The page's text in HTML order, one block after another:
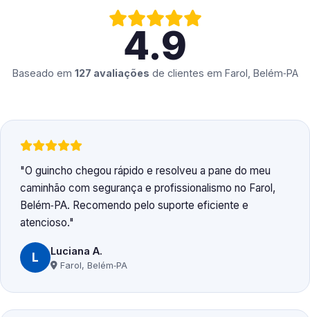
4.9
Baseado em 127 avaliações de clientes em Farol, Belém‑PA
O guincho chegou rápido e resolveu a pane do meu
caminhão com segurança e profissionalismo no Farol,
Belém‑PA. Recomendo pelo suporte eficiente e
atencioso.
L Luciana A.
Farol, Belém‑PA